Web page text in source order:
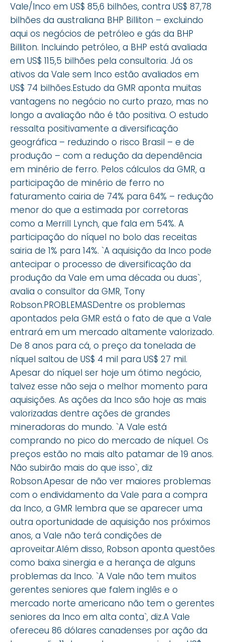
Vale/Inco em US$ 85,6 bilhões, contra US$ 87,78
bilhões da australiana BHP Billiton – excluindo
aqui os negócios de petróleo e gás da BHP
Billiton. Incluindo petróleo, a BHP está avaliada
em US$ 115,5 bilhões pela consultoria. Já os
ativos da Vale sem Inco estão avaliados em
US$ 74 bilhões.Estudo da GMR aponta muitas
vantagens no negócio no curto prazo, mas no
longo a avaliação não é tão positiva. O estudo
ressalta positivamente a diversificação
geográfica – reduzindo o risco Brasil – e de
produção – com a redução da dependência
em minério de ferro. Pelos cálculos da GMR, a
participação de minério de ferro no
faturamento cairia de 74% para 64% – redução
menor do que a estimada por corretoras
como a Merrill Lynch, que fala em 54%. A
participação do níquel no bolo das receitas
sairia de 1% para 14%. `A aquisição da Inco pode
antecipar o processo de diversificação da
produção da Vale em uma década ou duas`,
avalia o consultor da GMR, Tony
Robson.PROBLEMASDentre os problemas
apontados pela GMR está o fato de que a Vale
entrará em um mercado altamente valorizado.
De 8 anos para cá, o preço da tonelada de
níquel saltou de US$ 4 mil para US$ 27 mil.
Apesar do níquel ser hoje um ótimo negócio,
talvez esse não seja o melhor momento para
aquisições. As ações da Inco são hoje as mais
valorizadas dentre ações de grandes
mineradoras do mundo. `A Vale está
comprando no pico do mercado de níquel. Os
preços estão no mais alto patamar de 19 anos.
Não subirão mais do que isso`, diz
Robson.Apesar de não ver maiores problemas
com o endividamento da Vale para a compra
da Inco, a GMR lembra que se aparecer uma
outra oportunidade de aquisição nos próximos
anos, a Vale não terá condições de
aproveitar.Além disso, Robson aponta questões
como baixa sinergia e a herança de alguns
problemas da Inco. `A Vale não tem muitos
gerentes seniores que falem inglês e o
mercado norte americano não tem o gerentes
seniores da Inco em alta conta`, diz.A Vale
ofereceu 86 dólares canadenses por ação da